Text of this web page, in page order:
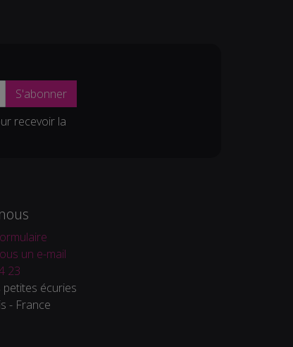
S'abonner
recevoir la
un e-mail
23
écuries
- France